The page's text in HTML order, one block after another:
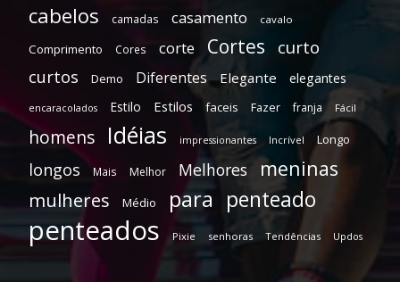
cabelos camadas casamento cavalo
Comprimento Cores corte Cortes curto
curtos Demo Diferentes Elegante elegantes
encaracolados Estilo Estilos faceis Fazer franja Fácil
homens Idéias impressionantes Incrível Longo
longos Mais Melhor Melhores meninas
mulheres Médio para penteado
penteados Pixie senhoras Tendências Updos